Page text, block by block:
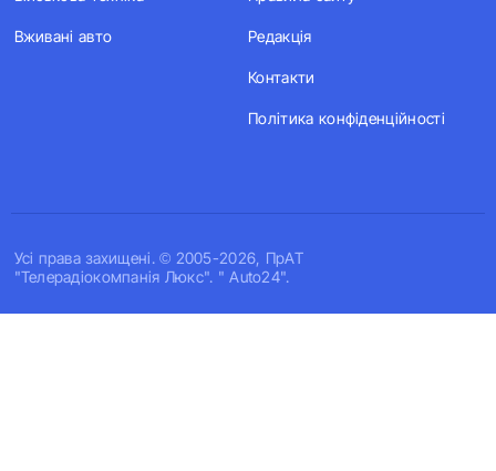
Усi права захищенi. © 2005-2026, ПрАТ
"Телерадіокомпанія Люкс". " Auto24".
Вживані авто Редакція
Контакти
Політика конфіденційності